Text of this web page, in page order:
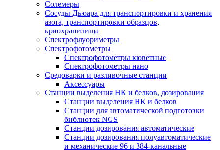
Солемеры
Сосуды Дьюара для транспортировки и хранения
азота, транспортировки образцов,
криохранилища
Спектрофлуориметры
Спектрофотометры
Спектрофотометры кюветные
Спектрофотометры нано
Средоварки и разливочные станции
Аксессуары
Станции выделения НК и белков, дозирования
Станции выделения НК и белков
Станции для автоматической подготовки
библиотек NGS
Станции дозирования автоматические
Станции дозирования полуавтоматические
и механические 96 и 384-канальные